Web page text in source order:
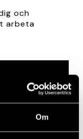
Om
och
arbeta